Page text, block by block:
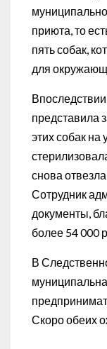
приюта, то
пять собак,
для
представила
этих собак на
снова
Сотрудник
документы,
более 54 000
В
Скоро обеих